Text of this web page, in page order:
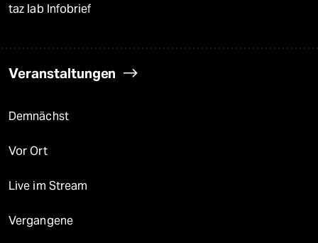
taz lab Infobrief
Veranstaltungen
Demnächst
Vor Ort
Live im Stream
Vergangene